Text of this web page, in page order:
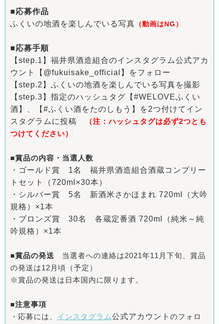
■応募作品
ふくいの地酒を楽しんでいる写真 （動画はNG）
■応募手順
【step.1】福井県酒造組合のインスタグラム公式アカ
ウント【@fukuisake_official】をフォロー
【step.2】ふくいの地酒を楽しんでいる写真を撮影
【step.3】指定のハッシュタグ【#WELOVEふくい
酒】、【#ふくい酒をたのしもう】を2つ付けてイン
スタグラムに投稿
（注：ハッシュタグは必ず2つとも
つけてください）
■賞品の内容・当選人数
・ゴールド賞 1名 福井県酒造組合酒蔵コンプリー
トセット（720ml×30本）
・シルバー賞 5名 新酒米さかほまれ 720ml（大吟
規格）×1本
・ブロンズ賞 30名 各蔵定番酒 720ml（純米～純
吟規格）×1本
■賞品の発送 当選者への連絡は2021年11月下旬、賞品
の発送は12月頃（予定）
※賞品の発送は日本国内に限ります。
■注意事項
・応募には、 インスタグラム公式アカウント のフォロ